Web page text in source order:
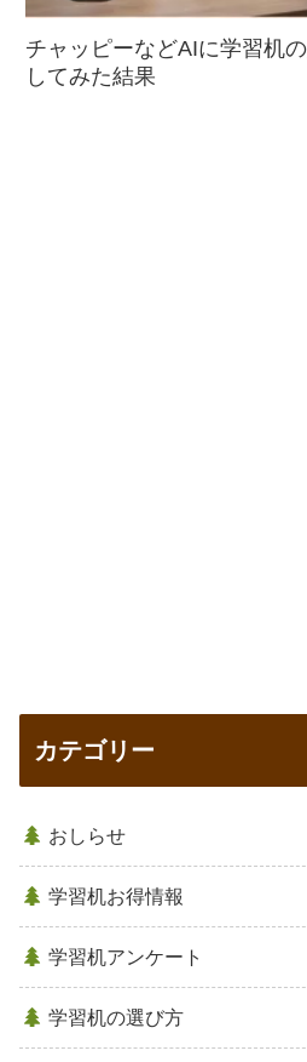
チャッピーなどAIに学習机
してみた結果
カテゴリー
おしらせ
学習机お得情報
学習机アンケート
学習机の選び方